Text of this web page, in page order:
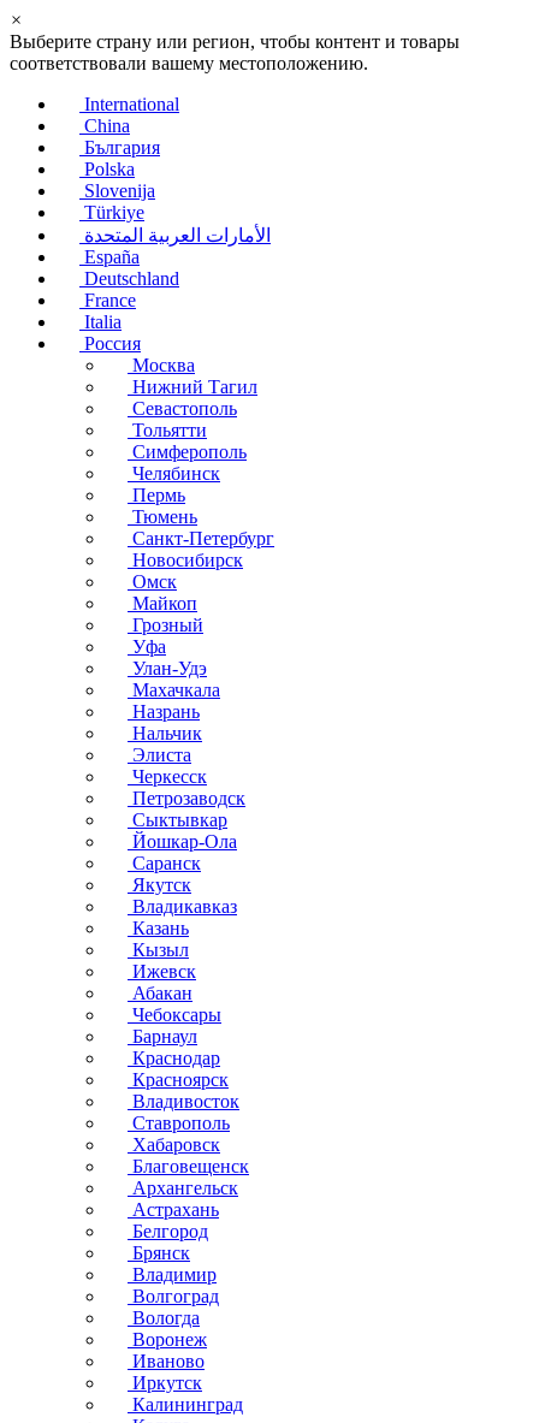
×
Выберите страну или регион, чтобы контент и товары
соответствовали вашему местоположению.
International
China
България
Polska
Slovenija
Türkiye
الأمارات العربية المتحدة
España
Deutschland
France
Italia
Россия
Москва
Нижний Тагил
Севастополь
Тольятти
Симферополь
Челябинск
Пермь
Тюмень
Санкт-Петербург
Новосибирск
Омск
Майкоп
Грозный
Уфа
Улан-Удэ
Махачкала
Назрань
Нальчик
Элиста
Черкесск
Петрозаводск
Сыктывкар
Йошкар-Ола
Саранск
Якутск
Владикавказ
Казань
Кызыл
Ижевск
Абакан
Чебоксары
Барнаул
Краснодар
Красноярск
Владивосток
Ставрополь
Хабаровск
Благовещенск
Архангельск
Астрахань
Белгород
Брянск
Владимир
Волгоград
Вологда
Воронеж
Иваново
Иркутск
Калининград